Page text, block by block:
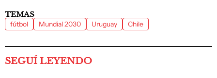
TEMAS
fútbol Mundial 2030 Uruguay Chile
SEGUÍ LEYENDO